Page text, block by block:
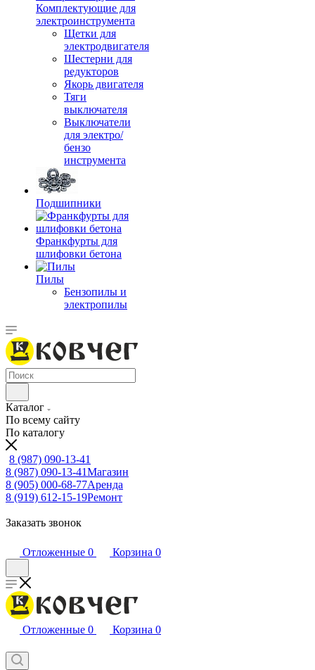
Комплектующие для
электроинструмента
Щетки для
электродвигателя
Шестерни для
редукторов
Якорь двигателя
Тяги
выключателя
Выключатели
для электро/
бензо
инструмента
Подшипники
Франкфурты для
шлифовки бетона
Пилы
Бензопилы и
электропилы
Каталог
По всему сайту
По каталогу
8 (987) 090-13-41
8 (987) 090-13-41Магазин
8 (905) 000-68-77Аренда
8 (919) 612-15-19Ремонт
Заказать звонок
Отложенные 0 Корзина 0
Отложенные 0 Корзина 0